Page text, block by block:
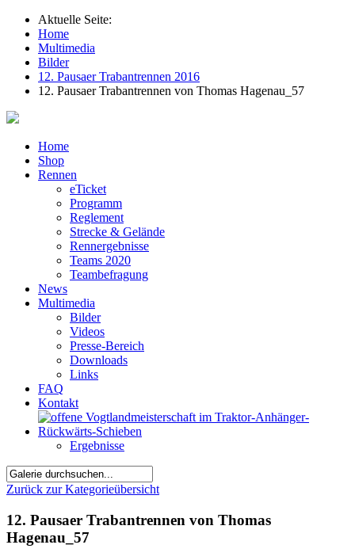
Aktuelle Seite:
Home
Multimedia
Bilder
12. Pausaer Trabantrennen 2016
12. Pausaer Trabantrennen von Thomas Hagenau_57
Home
Shop
Rennen
eTicket
Programm
Reglement
Strecke & Gelände
Rennergebnisse
Teams 2020
Teambefragung
News
Multimedia
Bilder
Videos
Presse-Bereich
Downloads
Links
FAQ
Kontakt
Ergebnisse
Zurück zur Kategorieübersicht
12. Pausaer Trabantrennen von Thomas
Hagenau_57